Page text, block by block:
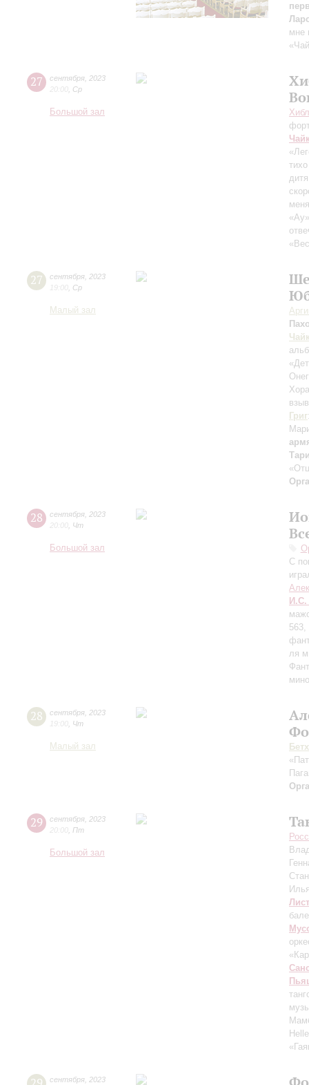
мне
27 сентября 2023
20:00 Ср
Большой зал
27 сентября 2023
19:00 Ср
Малый зал
Григ
28 сентября 2023
20:00 Чт
Большой зал
С
И.С.
563,
ля
28 сентября 2023
19:00 Чт
Малый зал
29 сентября 2023
20:00 Пт
Большой зал
Лист
сентября 2023